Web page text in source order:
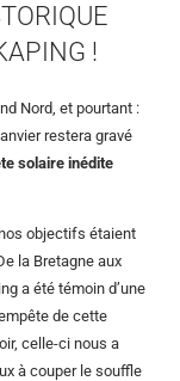
!
Nord, et pourtant :
restera gravé
solaire inédite
objectifs étaient
la Bretagne aux
a été témoin d’une
de cette
celle-ci nous a
à couper le souffle